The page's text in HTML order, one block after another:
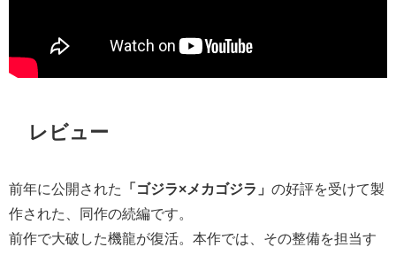
レビュー
前年に公開された 「ゴジラ×メカゴジラ」 の好評を受けて製
作された、同作の続編です。
前作で大破した機龍が復活。本作では、その整備を担当す